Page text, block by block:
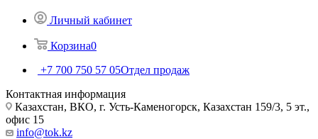
Личный кабинет
Корзина0
+7 700 750 57 05Отдел продаж
Контактная информация
Казахстан, ВКО, г. Усть-Каменогорск, Казахстан 159/3, 5 эт.,
офис 15
info@tok.kz